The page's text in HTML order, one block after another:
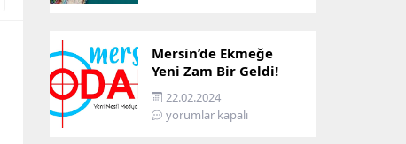
Mersin’de Ekmeğe
Yeni Zam Bir Geldi!
İşte Mersin’in Zamlı
Ekmek Fiyatı!
22.02.2024
yorumlar kapalı